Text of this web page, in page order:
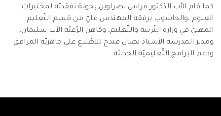
كما قام الأب الدّكتور فراس نصراوين بجولة تفقديّة لمختبرات
العلوم ،والحاسوب برفقة المهندس عليّ من قسم التّعليم
المهنيّ في وزارة التّربية والتّعليم، وكاهن الرّعيّة الأب سليمان،
ومدير المدرسة الأستاذ نضال قندح للاطّلاع على جاهزيّة المرافق
ودعم البرامج التّعليميّة الحديثة.